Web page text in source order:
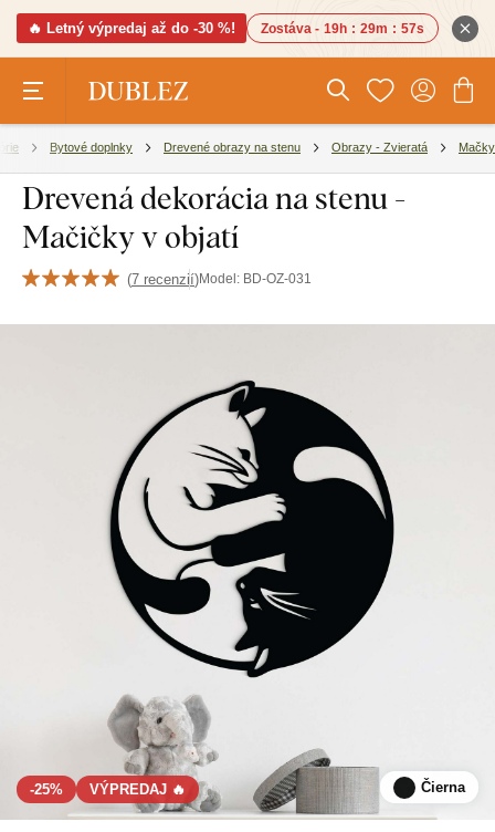
🔥 Letný výpredaj až do -30 %! Zostáva - 19h : 29m : 56s
Bytové doplnky Drevené obrazy na stenu Obrazy - Zvieratá Mačky
Drevená dekorácia na stenu -
Mačičky v objatí
(7 recenzií)Model: BD-OZ-031
-25% VÝPREDAJ 🔥 Čierna